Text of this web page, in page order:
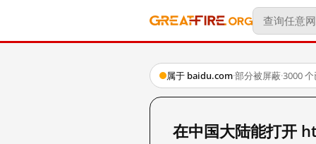
属于 baidu.com·部分被屏蔽·3000
在中国大陆能打开